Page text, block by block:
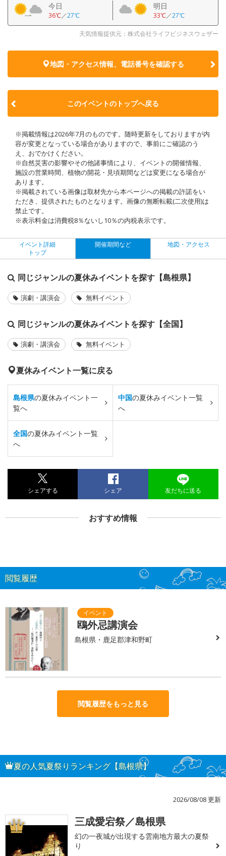
今日
36℃／27℃
明日
33℃／27℃
天気情報提供元：株式会社ライフビジネスウェザー
地図・アクセス情報、電話番号を確認する
このイベントのトップへ戻る
※掲載情報は2026年7月のものです。随時更新をしておりますが内
容が変更となっている場合がありますので、事前にご確認のう
え、おでかけください。
※自然災害の影響やその他諸事情により、イベントの開催情報、
施設の営業時間、植物の開花・見頃期間などは変更になる場合が
あります。
※掲載されている画像は取材先から本ページへの掲載の許諾をい
ただき、提供されたものとなります。画像の無断転載(二次使用)は
禁止です。
※表示料金は消費税8％ないし10％の内税表示です。
イベント詳細
トップ
開催期間など 地図・アクセス
同じジャンルの夏休みイベントを探す【島根県】
演劇・講演会 無料イベント
同じジャンルの夏休みイベントを探す【全国】
演劇・講演会 無料イベント
夏休みイベント一覧に戻る
島根県の夏休みイベント一
覧へ
中国の夏休みイベント一覧
へ
全国の夏休みイベント一覧
へ
シェアする シェア 友だちに送る
おすすめ情報
閲覧履歴
鴎外忌講演会
島根県・鹿足郡津和野町
閲覧履歴をもっと見る
夏の人気夏祭りランキング【島根県】
2026/08/08 更新
1 三成愛宕祭／島根県
幻の一夜城が出現する雲南地方最大の夏祭
り